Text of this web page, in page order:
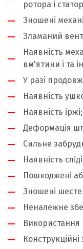
ротора і
Зношені
Зламаний
Наявність
вм'ятини і та
У разі
Наявність
Наявність іржі;
Деформація
Сильне
Наявність
Пошкоджені
Зношені
Неналежне
Конструкційні